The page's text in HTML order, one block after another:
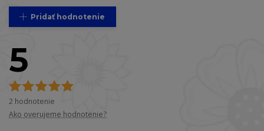
Pridať hodnotenie
5
2 hodnotenie
Ako overujeme hodnotenie?